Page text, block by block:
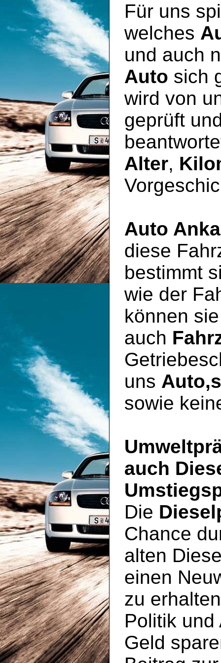
Für uns
welches
und auch
Auto sich
wird von
geprüft
Alter,
Auto
diese
bestimmt
wie der
können
auch
uns Auto,s
sowie
auch
Die
Chance
alten
einen
zu
Politik
Geld